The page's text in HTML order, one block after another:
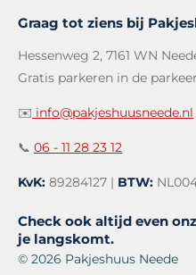
Graag tot ziens bij
Hessenweg 2, 7161 WN
Gratis parkeren in de
✉️ info@pakjeshuusneede.nl
📞 06 - 11 28 23 12
KvK: 89284127 | BTW:
Check ook altijd even
je langskomt.
© 2026 Pakjeshuus Neede